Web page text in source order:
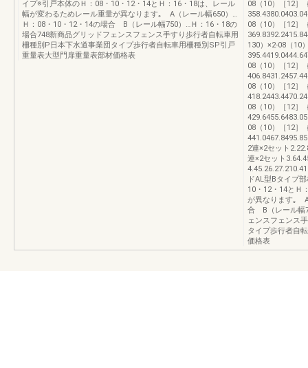
イプ※引戸本体のＨ：08・10・12・14とＨ：16・18は、レール
幅が変わるためレール重量が異なります｡ A（レール幅650）…
Ｈ：08・10・12・14の場合 B（レール幅750）…Ｈ：16・18の
場合748新商品グリッドフェンスフェンス手すり歩行者自転車用
柵種別P日本下水道事業団タイプ歩行者自転車用柵種別SP引戸
重量表大型門扉重量表部材価格表
08（10）［12］
08（10）［12］
130）×2-08（10
08（10）［12］
08（10）［12］
08（10）［12］
08（10）［12］
2連×2セット
連×2セット
ドAL型Bタイプ
10・12・14とＨ
が異なります｡
合 B（レール幅
ェンスフェンス
タイプ歩行者自
価格表